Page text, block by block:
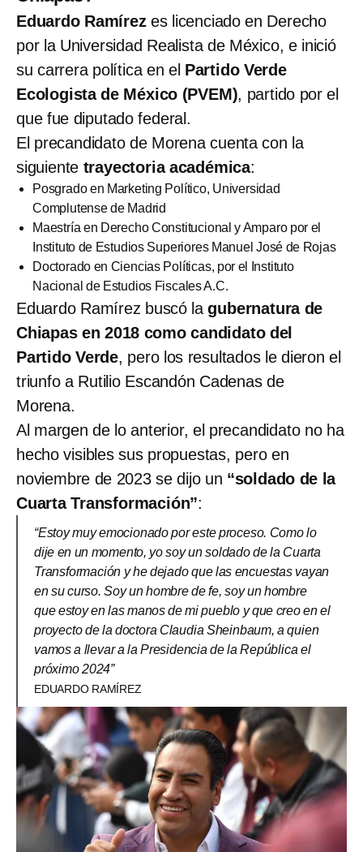
Eduardo Ramírezes licenciado en Derecho
por la Universidad Realista de México, e inició
su carrera política en el Partido Verde
Ecologista de México (PVEM), partido por el
que fue diputado federal.
El precandidato de Morena cuenta con la
siguiente trayectoria académica:
Posgrado en Marketing Político, Universidad
Complutense de Madrid
Maestría en Derecho Constitucional y Amparo por el
Instituto de Estudios Superiores Manuel José de Rojas
Doctorado en Ciencias Políticas, por el Instituto
Nacional de Estudios Fiscales A.C.
Eduardo Ramírez buscó lagubernatura de
Chiapas en 2018 como candidato del
Partido Verde, pero los resultados le dieron el
triunfo a Rutilio Escandón Cadenas de
Morena.
Al margen de lo anterior, el precandidato no ha
hecho visibles sus propuestas, pero en
noviembre de 2023 se dijo un “soldado de la
Cuarta Transformación”:
“Estoy muy emocionado por este proceso. Como lo
dije en un momento, yo soy un soldado de la Cuarta
Transformación y he dejado que las encuestas vayan
en su curso. Soy un hombre de fe, soy un hombre
que estoy en las manos de mi pueblo y que creo en el
proyecto de la doctora Claudia Sheinbaum, a quien
vamos a llevar a la Presidencia de la República el
próximo 2024”
EDUARDO RAMÍREZ